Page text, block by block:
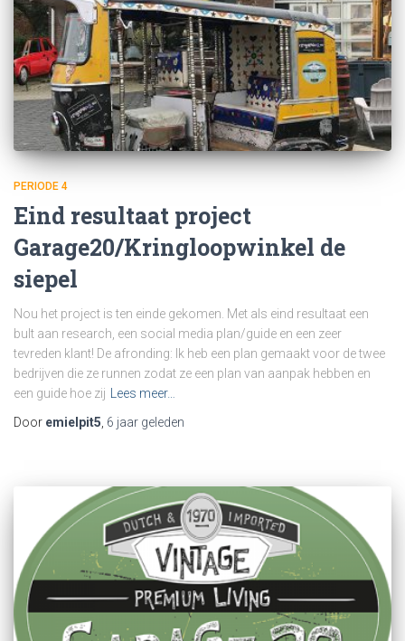
PERIODE 4
Eind resultaat project
Garage20/Kringloopwinkel de
siepel
Nou het project is ten einde gekomen. Met als eind resultaat een
bult aan research, een social media plan/guide en een zeer
tevreden klant! De afronding: Ik heb een plan gemaakt voor de twee
bedrijven die ze runnen zodat ze een plan van aanpak hebben en
een guide hoe zij Lees meer…
Door emielpit5, 6 jaar geleden